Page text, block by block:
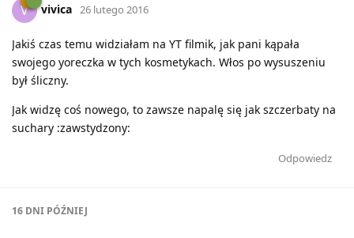
V vivica 26 lutego 2016
Jakiś czas temu widziałam na YT filmik, jak pani kąpała
swojego yoreczka w tych kosmetykach. Włos po wysuszeniu
był śliczny.
Jak widzę coś nowego, to zawsze napalę się jak szczerbaty na
suchary :zawstydzony:
Odpowiedz
16 DNI PÓŹNIEJ